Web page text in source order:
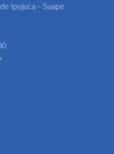
Ipojuca – Suape